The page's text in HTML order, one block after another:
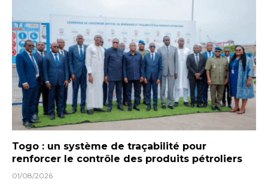
Togo : un système de traçabilité pour
renforcer le contrôle des produits pétroliers
01/08/2026